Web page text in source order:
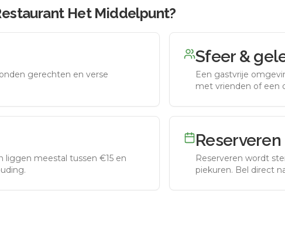
Het Middelpunt?
gerechten en verse
Sfeer &
Een gastvrije
met vrienden of een
liggen meestal tussen €15 en
Reserveren
Reserveren wordt
piekuren. Bel direct